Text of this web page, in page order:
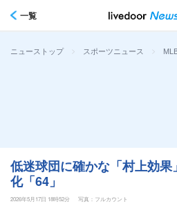
一覧
ニューストップ > スポーツニュース >
低迷球団に確かな「村上効
化「64」
2026年5月17日 18時52分 写真：フルカウント